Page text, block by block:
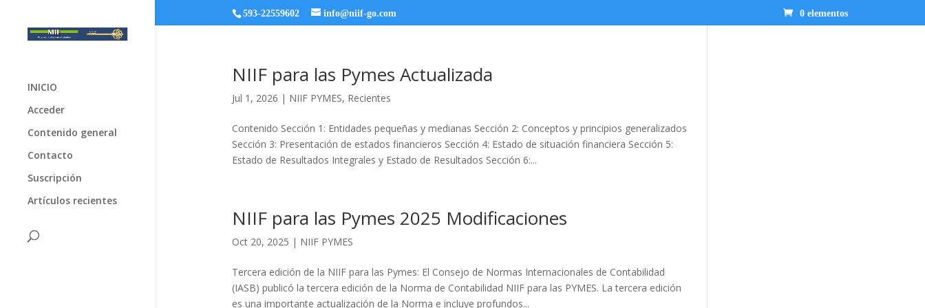
593-22559602 info@niif-go.com 0 elementos
INICIO
Acceder
Contenido general
Contacto
Suscripción
Artículos recientes
NIIF para las Pymes Actualizada
Jul 1, 2026 | NIIF PYMES, Recientes
Contenido Sección 1: Entidades pequeñas y medianas Sección 2: Conceptos y principios generalizados
Sección 3: Presentación de estados financieros Sección 4: Estado de situación financiera Sección 5:
Estado de Resultados Integrales y Estado de Resultados Sección 6:...
NIIF para las Pymes 2025 Modificaciones
Oct 20, 2025 | NIIF PYMES
Tercera edición de la NIIF para las Pymes: El Consejo de Normas Internacionales de Contabilidad
(IASB) publicó la tercera edición de la Norma de Contabilidad NIIF para las PYMES. La tercera edición
es una importante actualización de la Norma e incluye profundos...